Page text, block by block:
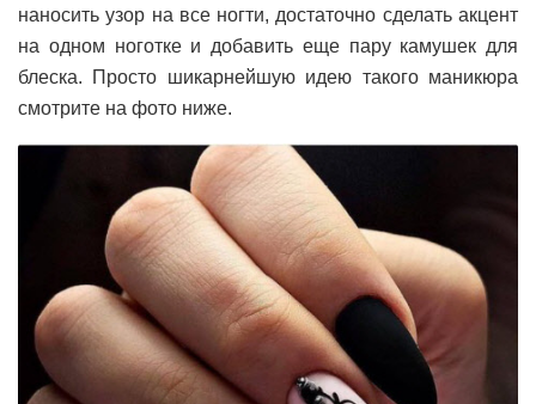
наносить узор на все ногти, достаточно сделать акцент
на одном ноготке и добавить еще пару камушек для
блеска. Просто шикарнейшую идею такого маникюра
смотрите на фото ниже.